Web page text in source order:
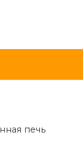
печь